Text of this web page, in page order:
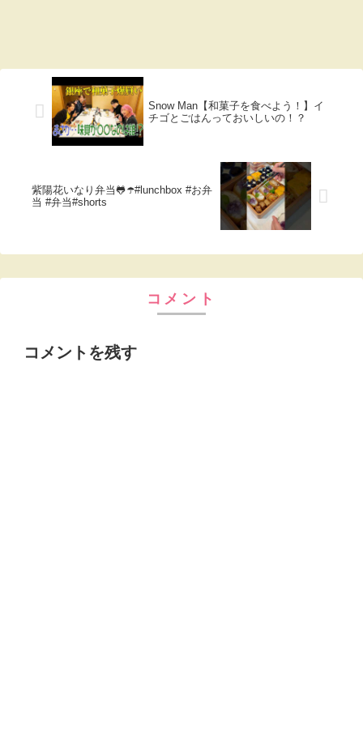
Snow Man【和菓子を食べよう！】イ
チゴとごはんっておいしいの！？
紫陽花いなり弁当🐸☂️#lunchbox #お弁
当 #弁当#shorts
コメント
コメントを残す